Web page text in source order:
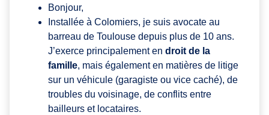
Bonjour,
Installée à Colomiers, je suis avocate au
barreau de Toulouse depuis plus de 10 ans.
J’exerce principalement en droit de la
famille, mais également en matières de litige
sur un véhicule (garagiste ou vice caché), de
troubles du voisinage, de conflits entre
bailleurs et locataires.